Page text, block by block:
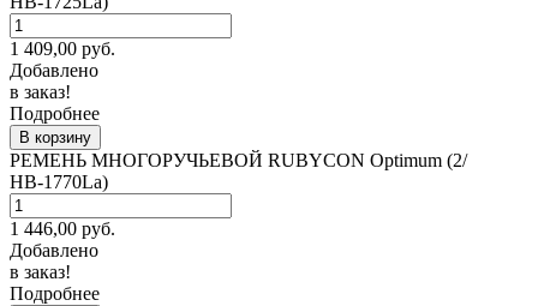
1 409,00 руб.
Добавлено
в заказ!
Подробнее
В корзину
РЕМЕНЬ МНОГОРУЧЬЕВОЙ RUBYCON Optimum (2/
НВ-1770La)
1 446,00 руб.
Добавлено
в заказ!
Подробнее